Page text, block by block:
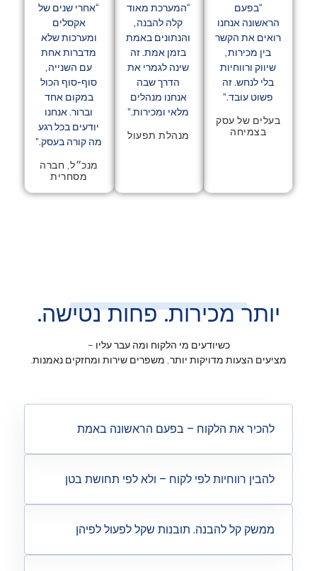
אנחנו
את הקשר
בין מכירות,
ורווחיות
בלי לנחש. זה
פשוט עובד.”
של עסק
“המערכת מאוד
קלה להבנה,
והנתונים באמת
בזמן אמת. זה
שינה לגמרי את
אנחנו מנהלים
מלאי ומכירות.”
מנהלת תפעול
“אחרי שנים של
ומערכות שלא
מדברות אחת
עם השנייה,
סוף-סוף הכול
במקום אחד
וברור. אנחנו
יודעים בכל רגע
מה קורה בעסק.”
מנכ״ל, חברה
מכירות. פחות נטישה.
כשיודעים מי הלקוח ומה עבר עליו –
הצעות מדויקות יותר, משפרים שירות ומחזקים נאמנות.
להכיר את הלקוח – בפעם הראשונה באמת
להבין רווחיות לפי לקוח – ולא לפי תחושת בטן
ממשק קל להבנה. תובנות שקל לפעול לפיהן